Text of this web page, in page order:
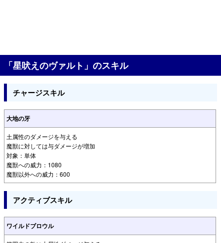
「星吠えのヴァルト」のスキル
チャージスキル
大地の牙
土属性のダメージを与える
魔獣に対しては与ダメージが増加
対象：単体
魔獣への威力：1080
魔獣以外への威力：600
アクティブスキル
ワイルドブロウル